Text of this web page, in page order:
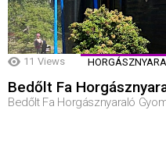
11 Views
Bedőlt Fa
Bedőlt Fa Horgásznyaraló